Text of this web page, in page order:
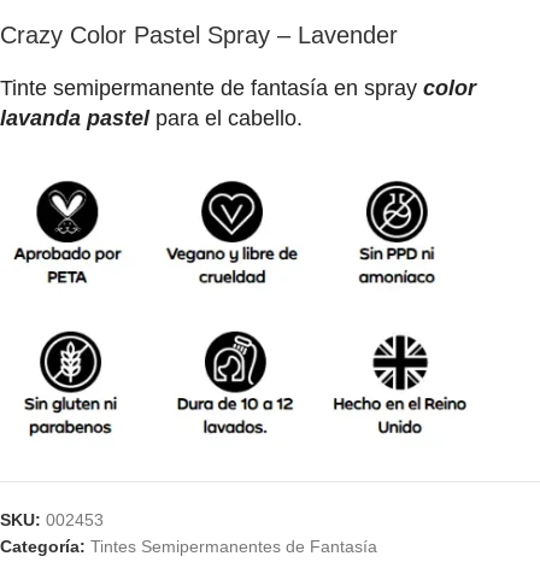
Crazy Color Pastel Spray – Lavender
Tinte semipermanente de fantasía en spray color
lavanda pastelpara el cabello.
SKU: 002453
Categoría: Tintes Semipermanentes de Fantasía